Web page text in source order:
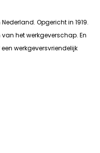
Opgericht in 1919.
het werkgeverschap. En
werkgeversvriendelijk